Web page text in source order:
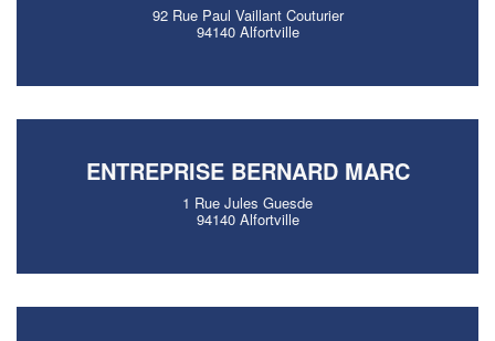
92 Rue Paul Vaillant Couturier
94140 Alfortville
ENTREPRISE BERNARD MARC
1 Rue Jules Guesde
94140 Alfortville